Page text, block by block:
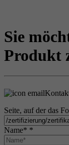
Sie
Produkt
Seite, auf der das
Name* *